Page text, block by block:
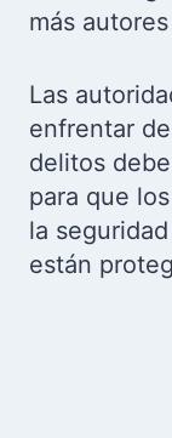
más
Las
enfrentar
delitos
para que
la
están